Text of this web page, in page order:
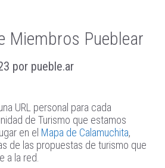
Miembros Pueblear
por pueble.ar
URL personal para cada
de Turismo que estamos
en el Mapa de Calamuchita,
de las propuestas de turismo que
a la red.